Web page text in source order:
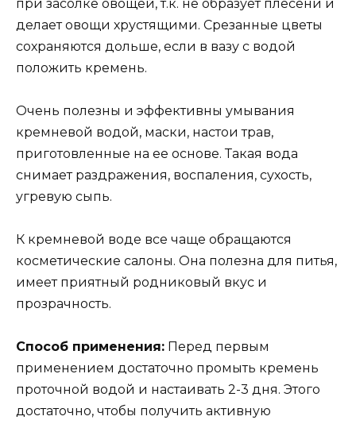
при засолке овощей, т.к. не образует плесени и
делает овощи хрустящими. Срезанные цветы
сохраняются дольше, если в вазу с водой
положить кремень.
Очень полезны и эффективны умывания
кремневой водой, маски, настои трав,
приготовленные на ее основе. Такая вода
снимает раздражения, воспаления, сухость,
угревую сыпь.
К кремневой воде все чаще обращаются
косметические салоны. Она полезна для питья,
имеет приятный родниковый вкус и
прозрачность.
Способ применения: Перед первым
применением достаточно промыть кремень
проточной водой и настаивать 2-3 дня. Этого
достаточно, чтобы получить активную